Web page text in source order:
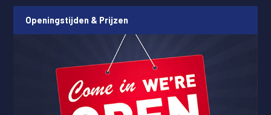
Openingstijden & Prijzen